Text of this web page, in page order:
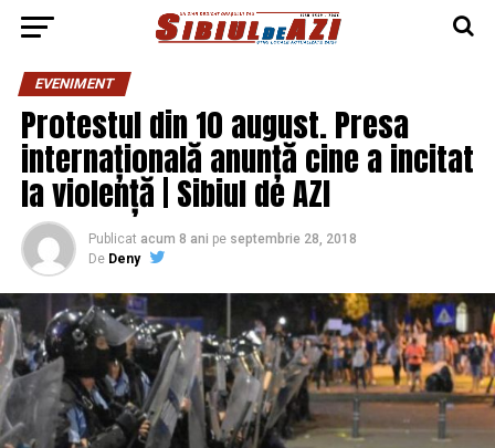
EVENIMENT
Protestul din 10 august. Presa
internațională anunță cine a incitat
la violență | Sibiul de AZI
Publicat acum 8 ani pe septembrie 28, 2018
De Deny